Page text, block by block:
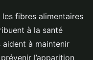
fibres alimentaires
à la santé
à maintenir
l’apparition